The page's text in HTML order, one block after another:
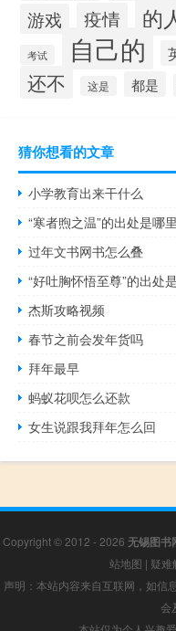
游戏 疫情 的
考试 自己的
还不 这是 都是
猜你想看的文章
小学教育出来干什么
“寒者煦之温”的出处是哪里
过年文书网书怎么叠
“好吐胸怀悟至尊”的出处
杰斯攻略视频
春节之前会发年货吗
拜年最早
蚂蚁花呗怎么还款
女生说跟我拜年怎么回
Copyright © 2012 - 2026 无锡图书
站地图 | 疑难
声明：本站内容来自互联网，如信
会